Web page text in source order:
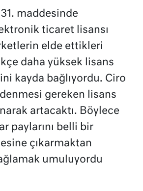
31. maddesinde
ticaret lisansı
elde ettikleri
daha yüksek lisans
kayda bağlıyordu. Ciro
gereken lisans
artacaktı. Böylece
paylarını belli bir
çıkarmaktan
umuluyordu